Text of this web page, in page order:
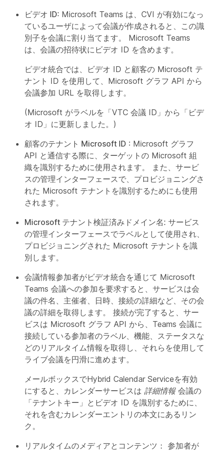
ビデオ ID: Microsoft Teams は、CVI が有効になっ
ているユーザによって会議が作成されると、この識
別子を会議に割り当てます。 Microsoft Teams
は、会議の招待状にビデオ ID を含めます。
ビデオ統合では、ビデオ ID と顧客の Microsoft テ
ナント ID を使用して、Microsoft グラフ API から
会議参加 URL を取得します。
(Microsoft がラベルを「VTC 会議 ID」から「ビデ
オ ID」に更新しました。)
顧客のテナント Microsoft ID : Microsoft グラフ
API と通信する際に、ターゲットの Microsoft 組
織を識別するために使用されます。 また、サービ
スの管理インターフェースで、プロビジョニングさ
れた Microsoft テナントを識別するためにも使用
されます。
Microsoft テナント検証済みドメイン名: サービス
の管理インターフェースでラベルとして使用され、
プロビジョニングされた Microsoft テナントを識
別します。
会議情報参加者がビデオ統合を通じて Microsoft
Teams 会議への参加を要求すると、サービスは会
議の件名、主催者、日時、接続の詳細など、その会
議の詳細を取得します。 接続が完了すると、サー
ビスは Microsoft グラフ API から、Teams 会議に
接続している参加者のラベル、機能、ステータスな
どのリアルタイム情報を取得し、それらを使用して
ライブ会議を円滑に進めます。
メールボックスでHybrid Calendar Serviceを有効
にすると、カレンダーサービスは 詳細情報会議の
「テナントキー」とビデオ ID を識別するために、
それを含むカレンダーエントリの本文にあるリン
ク。
リアルタイムのメディアとコンテンツ： 参加者が